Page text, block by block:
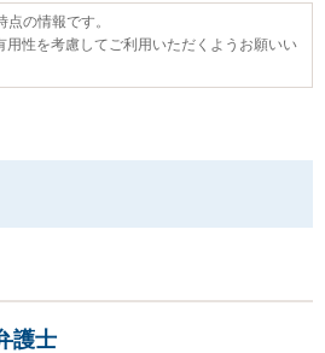
の情報です。
用性を考慮してご利用いただくようお願いい
護士